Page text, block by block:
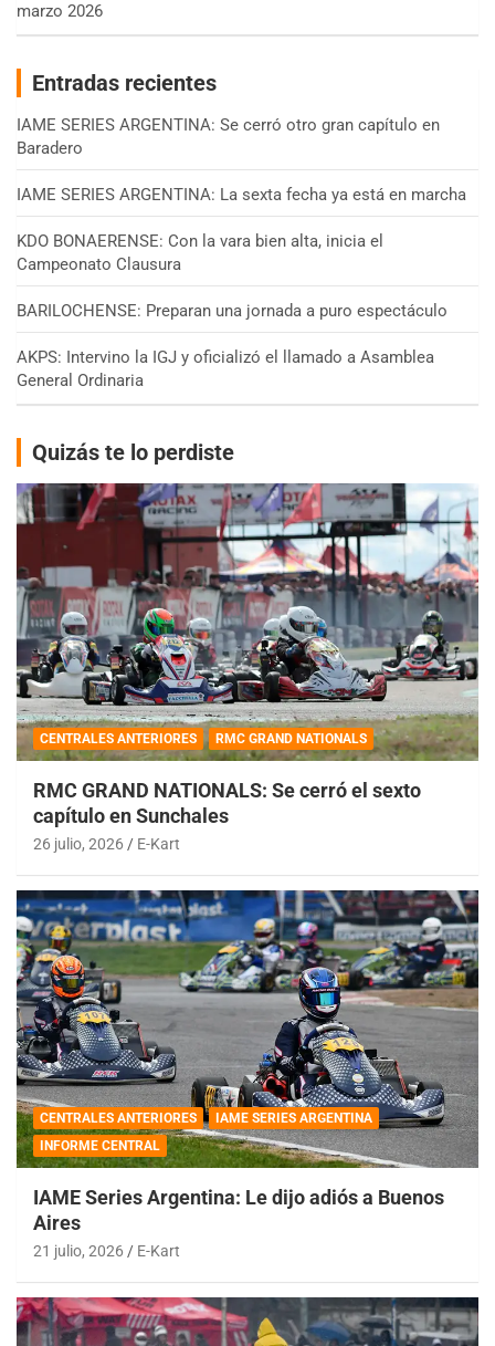
marzo 2026
Entradas recientes
IAME SERIES ARGENTINA: Se cerró otro gran capítulo en
Baradero
IAME SERIES ARGENTINA: La sexta fecha ya está en marcha
KDO BONAERENSE: Con la vara bien alta, inicia el
Campeonato Clausura
BARILOCHENSE: Preparan una jornada a puro espectáculo
AKPS: Intervino la IGJ y oficializó el llamado a Asamblea
General Ordinaria
Quizás te lo perdiste
CENTRALES ANTERIORES RMC GRAND NATIONALS
RMC GRAND NATIONALS: Se cerró el sexto
capítulo en Sunchales
26 julio, 2026 E-Kart
CENTRALES ANTERIORES
IAME SERIES ARGENTINA
INFORME CENTRAL
IAME Series Argentina: Le dijo adiós a Buenos
Aires
21 julio, 2026 E-Kart